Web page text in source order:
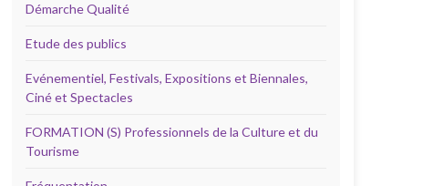
Démarche Qualité
Etude des publics
Evénementiel, Festivals, Expositions et Biennales,
Ciné et Spectacles
FORMATION (S) Professionnels de la Culture et du
Tourisme